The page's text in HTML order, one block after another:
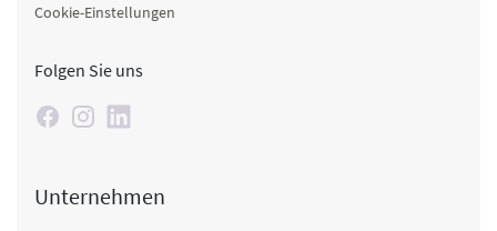
Cookie-Einstellungen
Folgen Sie uns
Unternehmen